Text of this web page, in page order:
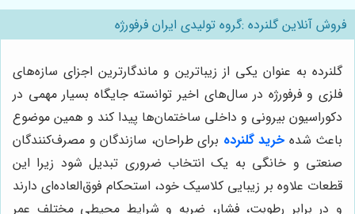
فروش آنلاین گلنرده :گروه تولیدی ایران فرفورژه
گلنرده به عنوان یکی از زیباترین و ماندگارترین اجزای سازه‌های
فلزی و فرفورژه در سال‌های اخیر توانسته جایگاه بسیار مهمی در
دکوراسیون بیرونی و داخلی ساختمان‌ها پیدا کند و همین موضوع
باعث شده خرید گلنرده برای طراحان، سازندگان و مصرف‌کنندگان
صنعتی و خانگی به یک انتخاب ضروری تبدیل شود زیرا این
قطعات علاوه بر زیبایی کلاسیک خود، استحکام فوق‌العاده‌ای دارند
و در برابر رطوبت، فشار، ضربه و شرایط محیطی مختلف عمر